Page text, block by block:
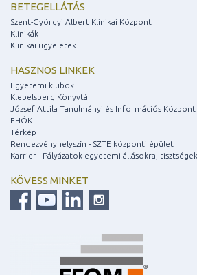
BETEGELLÁTÁS
Szent-Györgyi Albert Klinikai Központ
Klinikák
Klinikai ügyeletek
HASZNOS LINKEK
Egyetemi klubok
Klebelsberg Könyvtár
József Attila Tanulmányi és Információs Központ
EHÖK
Térkép
Rendezvényhelyszín - SZTE központi épület
Karrier - Pályázatok egyetemi állásokra,
KÖVESS MINKET